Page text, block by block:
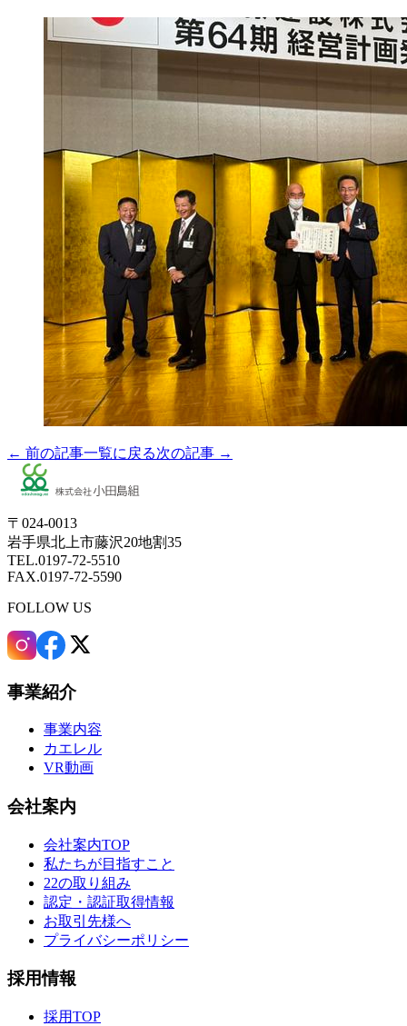
← 前の記事一覧に戻る次の記事 →
〒024-0013
岩手県北上市藤沢20地割35
TEL.0197-72-5510
FAX.0197-72-5590
FOLLOW US
事業紹介
事業内容
カエレル
VR動画
会社案内
会社案内TOP
私たちが目指すこと
22の取り組み
認定・認証取得情報
お取引先様へ
プライバシーポリシー
採用情報
採用TOP